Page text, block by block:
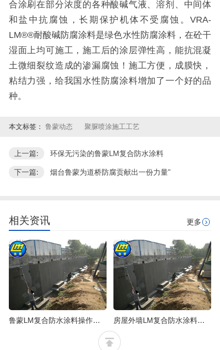
合涂刷在部分浓度的各种酸碱气液、溶剂、中间体
和盐中抗腐蚀，长期保护机体不受腐蚀。VRA-
LM®®耐酸碱防腐涂料是绿色水性防腐涂料，在砼干
湿面上均可施工，施工后的涂层弹性高，能抗混凝
土微细裂纹造成的渗漏腐蚀！施工方便，成膜快，
粘结力强，给我国水性防腐涂料增加了一个好的品
种。
本文标签： 鲁蒙动态 聚脲喷涂施工工艺
上一篇: 环保无污染的鲁蒙LM复合防水涂料
下一篇: 烟台鲁蒙为道桥防腐贡献出一份力量"
相关资讯 更多
鲁蒙LM复合防水涂料操作简单，易行防水效果可靠 房屋外墙LM复合防水涂料修缮施工步骤